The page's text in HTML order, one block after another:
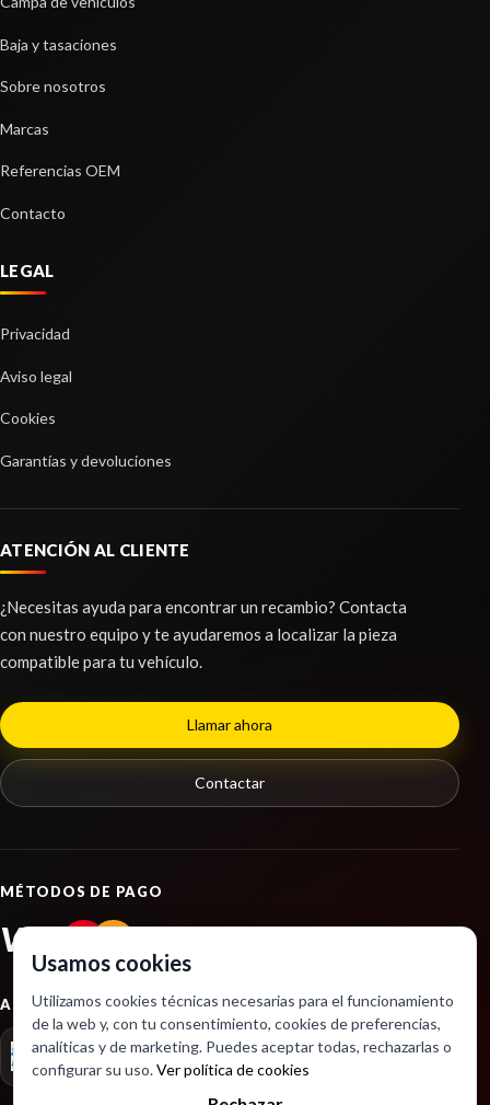
Ref:
IZQUIERDO
usado.
TOYOTA YARIS CROSS HYBRID 2WD ACTIVE TECH
Ref: 2259873
PUENTE DELANTERO 512010D271
Baja y tasaciones
Sobre nosotros
Marcas
Referencias OEM
Contacto
LEGAL
Privacidad
Aviso legal
Cookies
Garantías y devoluciones
ATENCIÓN AL CLIENTE
¿Necesitas ayuda para encontrar un recambio? Contacta
con nuestro equipo y te ayudaremos a localizar la pieza
compatible para tu vehículo.
Llamar ahora
Contactar
MÉTODOS DE PAGO
VISA PayPal
ASOCIACIONES
Usamos cookies
Utilizamos cookies técnicas necesarias para el funcionamiento
de la web y, con tu consentimiento, cookies de preferencias,
analíticas y de marketing. Puedes aceptar todas, rechazarlas o
configurar su uso.Ver política de cookies